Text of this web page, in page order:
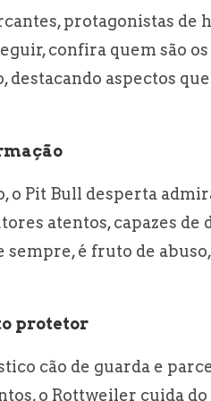
protagonistas de
confira quem são
aspectos
o Pit Bull desperta
atentos, capazes de
sempre, é fruto de
protetor
cão de guarda e
o Rottweiler cuida